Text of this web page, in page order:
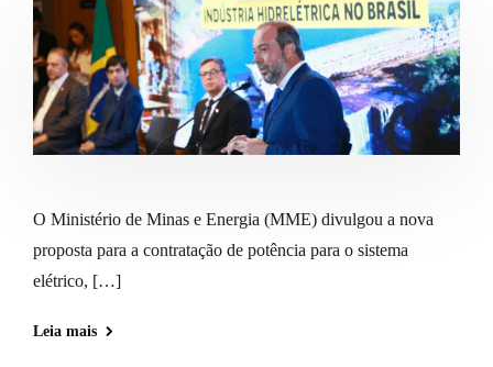
O Ministério de Minas e Energia (MME) divulgou a nova
proposta para a contratação de potência para o sistema
elétrico, […]
Leia mais